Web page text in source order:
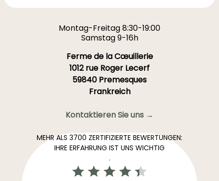
Montag-Freitag 8:30-19:00
Samstag 9-16h
Ferme de la Cœuillerie
1012 rue Roger Lecerf
59840 Premesques
Frankreich
Kontaktieren Sie uns →
MEHR ALS 3700 ZERTIFIZIERTE BEWERTUNGEN:
IHRE ERFAHRUNG IST UNS WICHTIG
.